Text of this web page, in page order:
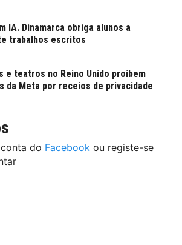
IA. Dinamarca obriga alunos a
trabalhos escritos
e teatros no Reino Unido proíbem
da Meta por receios de privacidade
do Facebook ou registe-se